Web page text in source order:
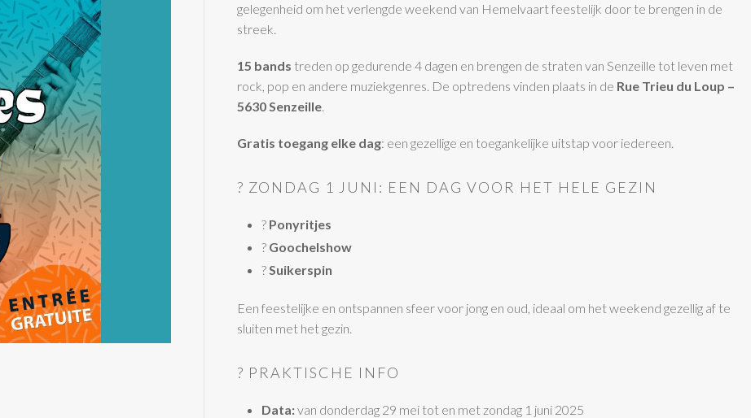
gelegenheid om het verlengde weekend van Hemelvaart feestelijk door te brengen in de
streek.
15 bands treden op gedurende 4 dagen en brengen de straten van Senzeille tot leven met
rock, pop en andere muziekgenres. De optredens vinden plaats in de Rue Trieu du Loup –
5630 Senzeille.
Gratis toegang elke dag: een gezellige en toegankelijke uitstap voor iedereen.
? ZONDAG 1 JUNI: EEN DAG VOOR HET HELE GEZIN
? Ponyritjes
? Goochelshow
?Suikerspin
Een feestelijke en ontspannen sfeer voor jong en oud, ideaal om het weekend gezellig af te
sluiten met het gezin.
? PRAKTISCHE INFO
Data:van donderdag 29 mei tot en met zondag 1 juni 2025